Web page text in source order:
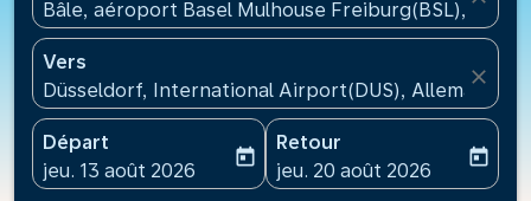
Bâle, aéroport Basel Mulhouse Freiburg(BSL), Suisse
Vers
Düsseldorf, International Airport(DUS), Allemagne
close
Départ
fc-booking-departure-date-aria-label
jeu. 13 août 2026
today
Retour
fc-booking-return-date-
jeu. 20 août 2026
today